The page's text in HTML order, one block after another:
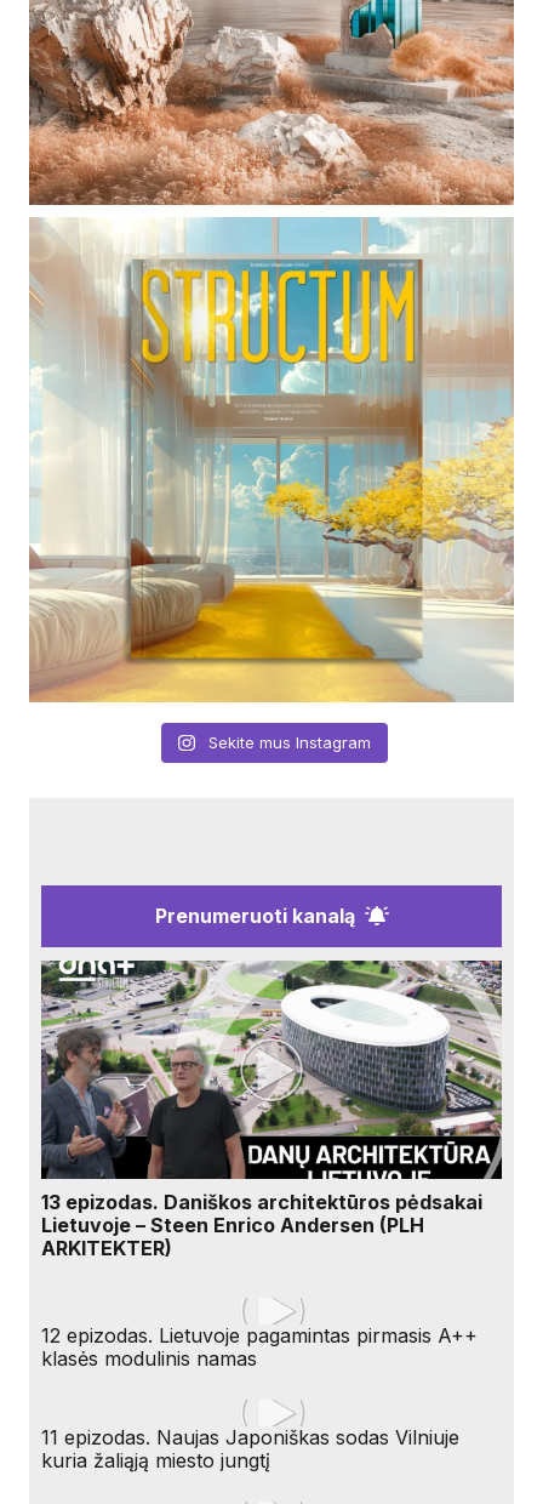
Sekite mus Instagram
Prenumeruoti kanalą
13 epizodas. Daniškos architektūros pėdsakai
Lietuvoje – Steen Enrico Andersen (PLH
ARKITEKTER)
12 epizodas. Lietuvoje pagamintas pirmasis A++
klasės modulinis namas
11 epizodas. Naujas Japoniškas sodas Vilniuje
kuria žaliąją miesto jungtį